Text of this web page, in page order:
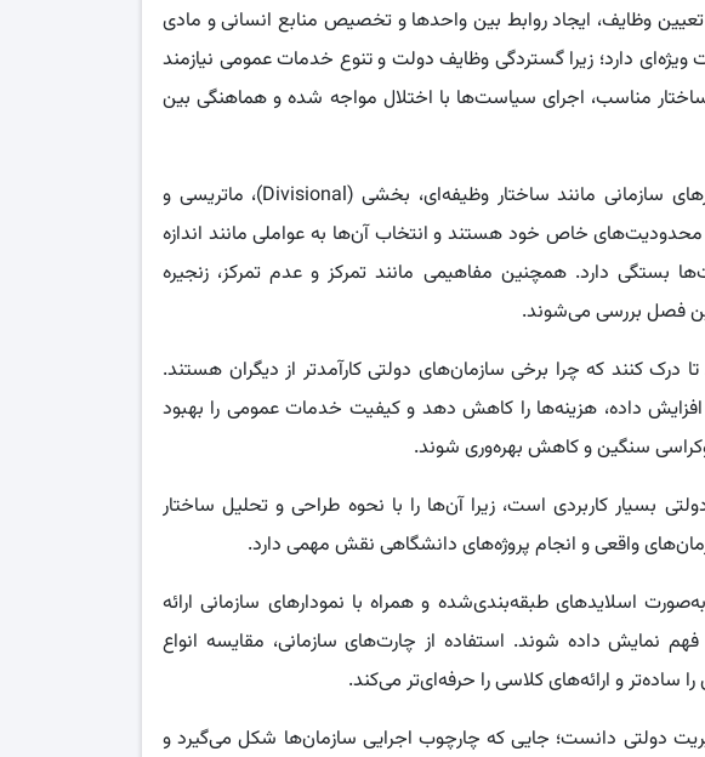
وظایف، ایجاد روابط بین واحدها و تخصیص منابع انسانی و مادی
دارد؛ زیرا گستردگی وظایف دولت و تنوع خدمات عمومی نیازمند
مناسب، اجرای سیاست‌ها با اختلال مواجه شده و هماهنگی بین
از مهم‌ترین مباحث این فصل می‌توان به انواع ساختارهای سازمانی مانند ساختار وظیفه‌ای، بخشی (Divisional)، ماتریسی و
محدودیت‌های خاص خود هستند و انتخاب آن‌ها به عواملی مانند اندازه
بستگی دارد. همچنین مفاهیمی مانند تمرکز و عدم تمرکز، زنجیره
فصل بررسی می‌شوند.
کنند که چرا برخی سازمان‌های دولتی کارآمدتر از دیگران هستند.
داده، هزینه‌ها را کاهش دهد و کیفیت خدمات عمومی را بهبود
سنگین و کاهش بهره‌وری شوند.
بسیار کاربردی است، زیرا آن‌ها را با نحوه طراحی و تحلیل ساختار
واقعی و انجام پروژه‌های دانشگاهی نقش مهمی دارد.
اسلایدهای طبقه‌بندی‌شده و همراه با نمودارهای سازمانی ارائه
نمایش داده شوند. استفاده از چارت‌های سازمانی، مقایسه انواع
ساده‌تر و ارائه‌های کلاسی را حرفه‌ای‌تر می‌کند.
دولتی دانست؛ جایی که چارچوب اجرایی سازمان‌ها شکل می‌گیرد و